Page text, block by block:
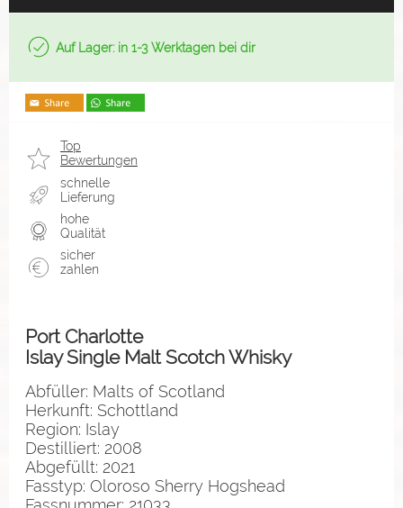
Auf Lager: in 1-3 Werktagen bei dir
Top
Bewertungen
schnelle
Lieferung
hohe
Qualität
sicher
zahlen
Port Charlotte
Islay Single Malt Scotch Whisky
Abfüller: Malts of Scotland
Herkunft: Schottland
Region: Islay
Destilliert: 2008
Abgefüllt: 2021
Fasstyp: Oloroso Sherry Hogshead